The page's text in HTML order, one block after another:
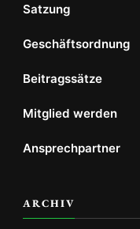
Satzung
Geschäftsordnung
Beitragssätze
Mitglied werden
Ansprechpartner
ARCHIV